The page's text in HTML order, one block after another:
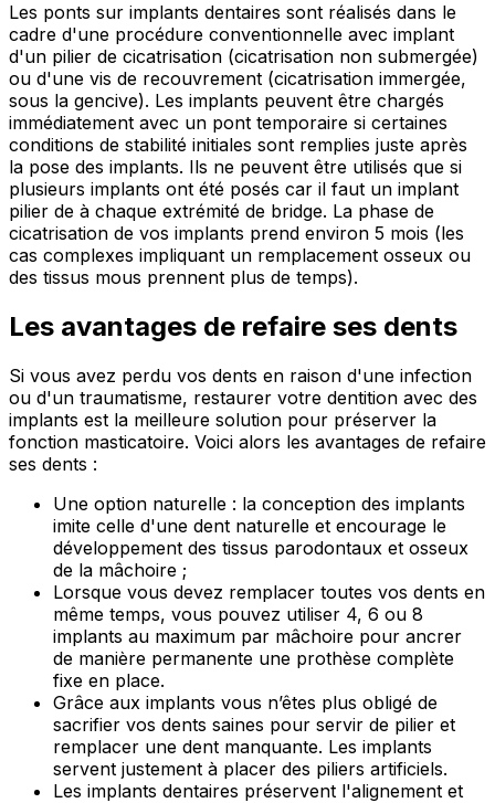
Les ponts sur implants dentaires sont réalisés dans le
cadre d'une procédure conventionnelle avec implant
d'un pilier de cicatrisation (cicatrisation non submergée)
ou d'une vis de recouvrement (cicatrisation immergée,
sous la gencive). Les implants peuvent être chargés
immédiatement avec un pont temporaire si certaines
conditions de stabilité initiales sont remplies juste après
la pose des implants. Ils ne peuvent être utilisés que si
plusieurs implants ont été posés car il faut un implant
pilier de à chaque extrémité de bridge. La phase de
cicatrisation de vos implants prend environ 5 mois (les
cas complexes impliquant un remplacement osseux ou
des tissus mous prennent plus de temps).
Les avantages de refaire ses dents
Si vous avez perdu vos dents en raison d'une infection
ou d'un traumatisme, restaurer votre dentition avec des
implants est la meilleure solution pour préserver la
fonction masticatoire. Voici alors les avantages de refaire
ses dents :
Une option naturelle : la conception des implants
imite celle d'une dent naturelle et encourage le
développement des tissus parodontaux et osseux
de la mâchoire ;
Lorsque vous devez remplacer toutes vos dents en
même temps, vous pouvez utiliser 4, 6 ou 8
implants au maximum par mâchoire pour ancrer
de manière permanente une prothèse complète
fixe en place.
Grâce aux implants vous n’êtes plus obligé de
sacrifier vos dents saines pour servir de pilier et
remplacer une dent manquante. Les implants
servent justement à placer des piliers artificiels.
Les implants dentaires préservent l'alignement et